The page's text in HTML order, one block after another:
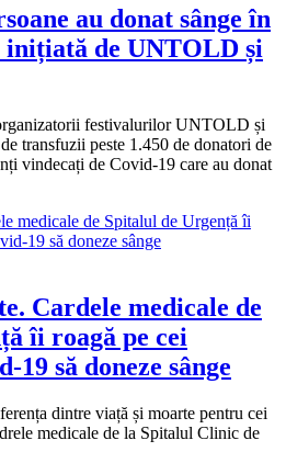
au donat sânge în
de UNTOLD și
festivalurilor UNTOLD și
transfuzii peste 1.450 de donatori de
vindecați de Covid-19 care au donat
Cardele medicale de
îi roagă pe cei
19 să doneze sânge
dintre viață și moarte pentru cei
medicale de la Spitalul Clinic de